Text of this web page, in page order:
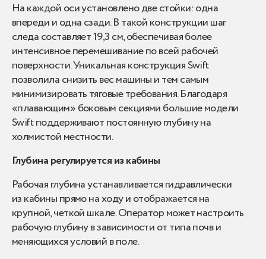
На каждой оси установлено две стойки: одна
впереди и одна сзади. В такой конструкции шаг
следа составляет 19,3 см, обеспечивая более
интенсивное перемешивание по всей рабочей
поверхности. Уникальная конструкция Swift
позволила снизить вес машины и тем самым
минимизировать тяговые требования. Благодаря
«плавающим» боковым секциями большие модели
Swift поддерживают постоянную глубину на
холмистой местности.
Глубина регулируется из кабины
Рабочая глубина устанавливается гидравлически
из кабины прямо на ходу и отображается на
крупной, четкой шкале. Оператор может настроить
рабочую глубину в зависимости от типа почв и
меняющихся условий в поле.